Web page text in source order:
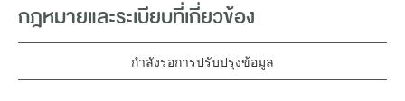
กฎหมายและระเบียบที่เกี่ยวข้อง
กำลังรอการปรับปรุงข้อมูล